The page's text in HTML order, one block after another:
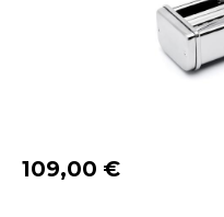
Regulärer Preis:
109,00 €